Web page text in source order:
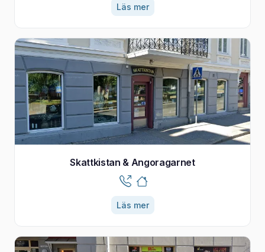
Läs mer
Skattkistan & Angoragarnet
Läs mer